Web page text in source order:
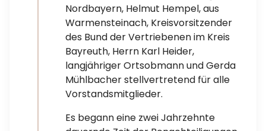
Nordbayern, Helmut Hempel, aus
Warmensteinach, Kreisvorsitzender
des Bund der Vertriebenen im Kreis
Bayreuth, Herrn Karl Heider,
langjähriger Ortsobmann und Gerda
Mühlbacher stellvertretend für alle
Vorstandsmitglieder.
Es begann eine zwei Jahrzehnte